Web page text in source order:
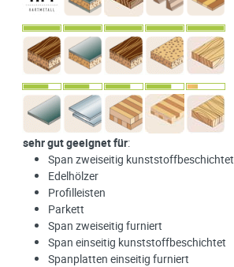
sehr gut geeignet für:
Span zweiseitig kunststoffbeschichtet
Edelhölzer
Profilleisten
Parkett
Span zweiseitig furniert
Span einseitig kunststoffbeschichtet
Spanplatten einseitig furniert